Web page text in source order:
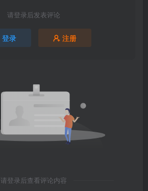
请登录后发表评论
登录 注册
请登录后查看评论内容